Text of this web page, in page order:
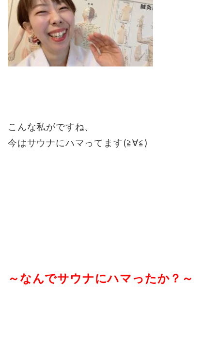
こんな私がですね、
今はサウナにハマってます(≧∀≦)
～なんでサウナにハマったか？～